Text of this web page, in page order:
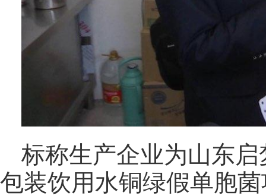
标称生产企业为山东
包装饮用水铜绿假单胞